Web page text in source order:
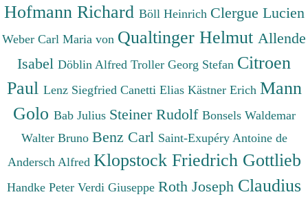
Hofmann Richard Böll Heinrich Clergue Lucien
Weber Carl Maria von Qualtinger Helmut Allende
Isabel Döblin Alfred Troller Georg Stefan Citroen
Paul Lenz Siegfried Canetti Elias Kästner Erich Mann
Golo Bab Julius Steiner Rudolf Bonsels Waldemar
Walter Bruno Benz Carl Saint-Exupéry Antoine de
Andersch Alfred Klopstock Friedrich Gottlieb
Handke Peter Verdi Giuseppe Roth Joseph Claudius